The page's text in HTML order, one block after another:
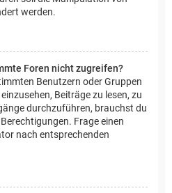
werden.
Foren nicht zugreifen?
Benutzern oder Gruppen
Beiträge zu lesen, zu
durchzuführen, brauchst du
Frage einen
nach entsprechenden